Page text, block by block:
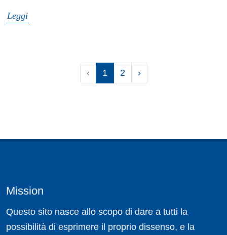
Leggi
‹ 1 2 ›
Mission
Questo sito nasce allo scopo di dare a tutti la
possibilità di esprimere il proprio dissenso, e la